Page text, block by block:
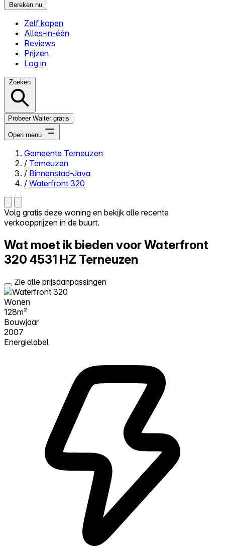
Bereken nu
Zelf kopen
Alles-in-één
Reviews
Prijzen
Log in
Zoeken
Probeer Walter gratis
Open menu
Close menu
Zelf kopen
Reviews
Prijzen
Probeer Walter gratis
Gemeente Terneuzen
/ Terneuzen
/ Binnenstad-Java
/ Waterfront 320
Volg gratis deze woning en bekijk alle recente
verkoopprijzen in de buurt.
Wat moet ik bieden voor Waterfront
320 4531 HZ Terneuzen
Zie alle prijsaanpassingen
Wonen
128m²
Bouwjaar
2007
Energielabel